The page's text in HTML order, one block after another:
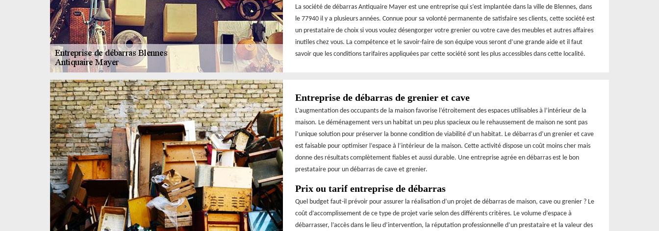
La société de débarras Antiquaire Mayer est une entreprise qui s’est implantée dans la ville de Blennes, dans
le 77940 il y a plusieurs années. Connue pour sa volonté permanente de satisfaire ses clients, cette société est
un prestataire de choix si vous voulez désengorger votre grenier ou votre cave des meubles et autres affaires
inutiles chez vous. La compétence et le savoir-faire de son équipe vous seront d’une grande aide et il faut
savoir que les conditions tarifaires appliquées par cette société sont les plus accessibles dans cette localité.
Entreprise de débarras de grenier et cave
L’augmentation des occupants de la maison favorise l’étroitement des espaces utilisables à l’intérieur de la
maison. Le déménagement vers un habitat un peu plus spacieux ou le rehaussement de maison ne sont pas
l’unique solution pour préserver la bonne condition de viabilité d’un habitat. Le débarras d’un grenier et cave
est faisable pour optimiser l’espace à l’intérieur de la maison. Cette activité dispose un coût moins cher mais
donne des résultats complètement fiables et aussi durable. Une entreprise agrée en débarras est le bon
prestataire pour un débarras de cave et grenier.
Prix ou tarif entreprise de débarras
Quel budget faut-il prévoir pour assurer la réalisation d’un projet de débarras de maison, cave ou grenier ? Le
coût d’accomplissement de ce type de projet varie selon des différents critères. Le volume d’espace à
débarrasser, l’accès dans le lieu d’intervention, la réputation professionnelle d’un prestataire et la valeur des